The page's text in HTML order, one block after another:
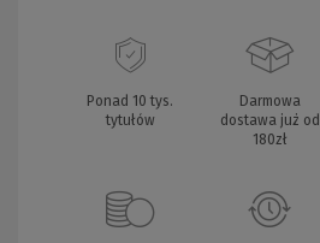
Ponad 10 tys.
tytułów
Darmowa
dostawa już od
180zł